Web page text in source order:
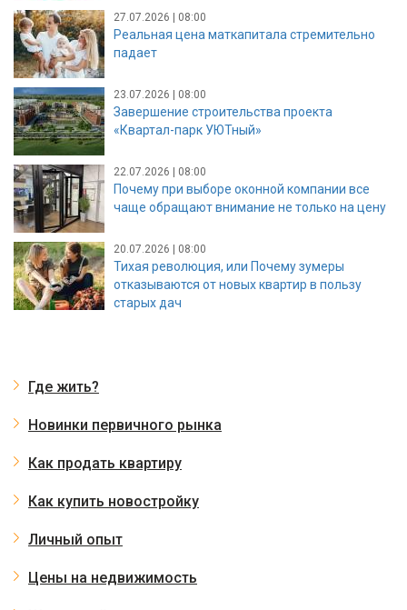
27.07.2026 | 08:00
Реальная цена маткапитала стремительно
падает
23.07.2026 | 08:00
Завершение строительства проекта
«Квартал-парк УЮТный»
22.07.2026 | 08:00
Почему при выборе оконной компании все
чаще обращают внимание не только на цену
20.07.2026 | 08:00
Тихая революция, или Почему зумеры
отказываются от новых квартир в пользу
старых дач
Где жить?
Новинки первичного рынка
Как продать квартиру
Как купить новостройку
Личный опыт
Цены на недвижимость